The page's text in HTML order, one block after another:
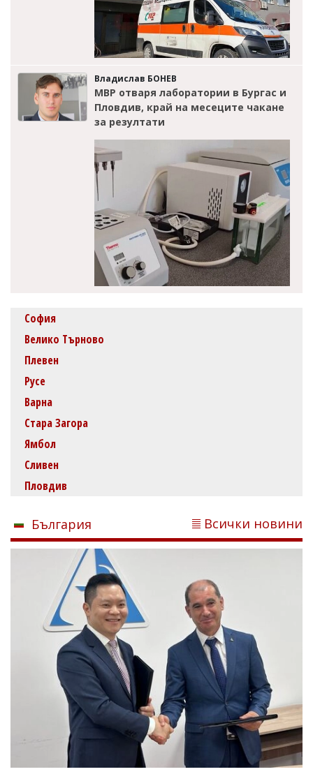
Владислав БОНЕВ
МВР отваря лаборатории в Бургас и
Пловдив, край на месеците чакане
за резултати
София
Велико Търново
Плевен
Русе
Варна
Стара Загора
Ямбол
Сливен
Пловдив
България Всички новини